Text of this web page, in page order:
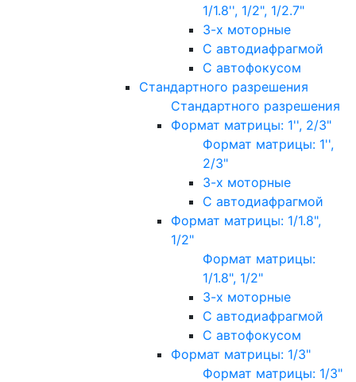
1/1.8'', 1/2", 1/2.7"
3-х моторные
С автодиафрагмой
С автофокусом
Стандартного разрешения
Стандартного разрешения
Формат матрицы: 1'', 2/3"
Формат матрицы: 1'',
2/3"
3-х моторные
С автодиафрагмой
Формат матрицы: 1/1.8",
1/2"
Формат матрицы:
1/1.8", 1/2"
3-х моторные
С автодиафрагмой
С автофокусом
Формат матрицы: 1/3"
Формат матрицы: 1/3"